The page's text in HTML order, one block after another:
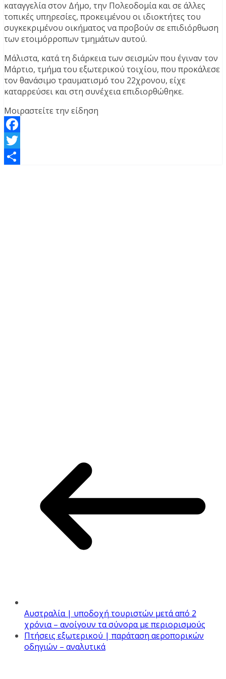
καταγγελία στον Δήμο, την Πολεοδομία και σε άλλες
τοπικές υπηρεσίες, προκειμένου οι ιδιοκτήτες του
συγκεκριμένου οικήματος να προβούν σε επιδιόρθωση
των ετοιμόρροπων τμημάτων αυτού.
Μάλιστα, κατά τη διάρκεια των σεισμών που έγιναν τον
Μάρτιο, τμήμα του εξωτερικού τοιχίου, που προκάλεσε
τον θανάσιμο τραυματισμό του 22χρονου, είχε
καταρρεύσει και στη συνέχεια επιδιορθώθηκε.
Μοιραστείτε την είδηση
Facebook
Twitter
Αυστραλία | υποδοχή τουριστών μετά από 2
χρόνια – ανοίγουν τα σύνορα με περιορισμούς
Πτήσεις εξωτερικού | παράταση αεροπορικών
οδηγιών – αναλυτικά